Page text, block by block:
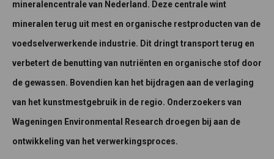
mineralencentrale van Nederland. Deze centrale wint
mineralen terug uit mest en organische restproducten van de
voedselverwerkende industrie. Dit dringt transport terug en
verbetert de benutting van nutriënten en organische stof door
de gewassen. Bovendien kan het bijdragen aan de verlaging
van het kunstmestgebruik in de regio. Onderzoekers van
Wageningen Environmental Research droegen bij aan de
ontwikkeling van het verwerkingsproces.